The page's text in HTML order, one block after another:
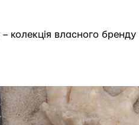
– колекція власного